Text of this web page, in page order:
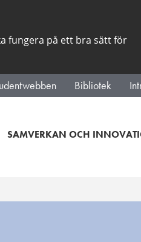
fungera på ett bra sätt för
Bibliotek
SAMVERKAN OCH